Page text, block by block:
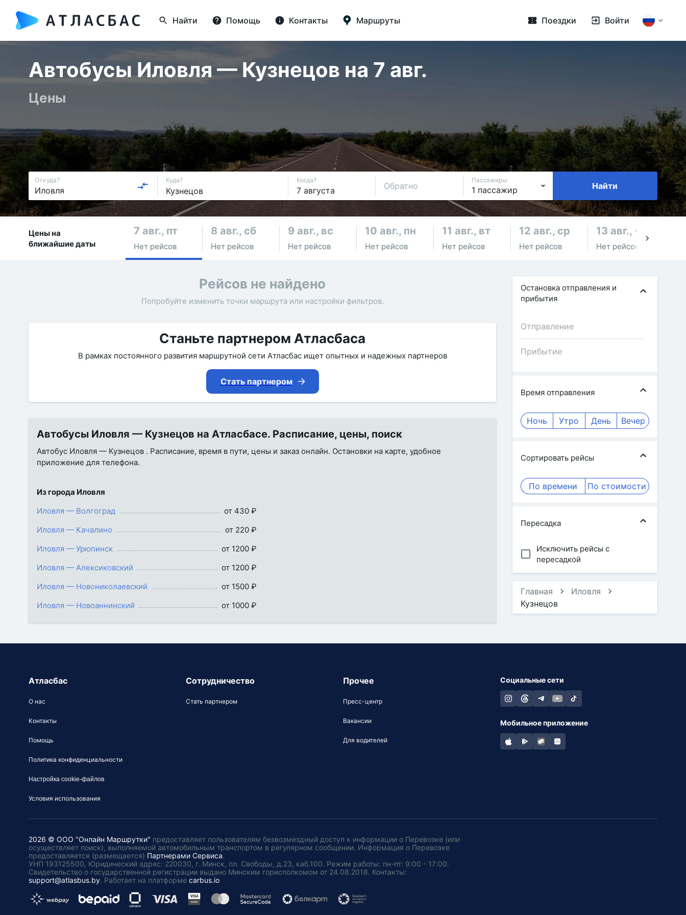
Найти Помощь Контакты Маршруты Поездки Войти
Автобусы Иловля — Кузнецов на 7 авг.
Цены
Откуда? Куда? Когда?
Обратно
Пассажиры
Найти
Цены на
ближайшие даты
7 авг., пт
Нет рейсов
8 авг., сб
Нет рейсов
9 авг., вс
Нет рейсов
10 авг., пн
Нет рейсов
11 авг., вт
Нет рейсов
12 авг., ср
Нет рейсов
13 авг., чт
Нет рейсов
Рейсов не найдено
Попробуйте изменить точки маршрута или настройки фильтров.
Станьте партнером Атласбаса
В рамках постоянного развития маршрутной сети Атласбас ищет опытных и надежных партнеров
Стать партнером
Автобусы Иловля — Кузнецов на Атласбасе. Расписание, цены, поиск
Автобус Иловля — Кузнецов . Расписание, время в пути, цены и заказ онлайн. Остановки на карте, удобное
приложение для телефона.
Из города Иловля
Иловля — Волгоград
от 430 ₽
Иловля — Качалино
от 220 ₽
Иловля — Урюпинск
от 1200 ₽
Иловля — Алексиковский
от 1200 ₽
Иловля — Новониколаевский
от 1500 ₽
Иловля — Новоаннинский
от 1000 ₽
Остановка отправления и
прибытия
Время отправления
Ночь Утро День Вечер
Сортировать рейсы
По времени По стоимости
Пересадка
Исключить рейсы с
пересадкой
Главная
Иловля
Кузнецов
Атласбас
О нас
Контакты
Помощь
Политика конфиденциальности
Настройка cookie-файлов
Условия использования
Сотрудничество
Стать партнером
Прочее
Пресс-центр
Вакансии
Для водителей
Социальные сети
Мобильное приложение
2026 © ООО "Онлайн Маршрутки" предоставляет пользователям безвозмездный доступ к информации о Перевозке (или
осуществляет поиск), выполняемой автомобильным транспортом в регулярном сообщении. Информация о Перевозке
предоставляется (размещается) Партнерами Сервиса.
УНП 193125500, Юридический адрес: 220030, г. Минск, пл. Свободы, д.23, каб.100. Режим работы: пн-пт: 9:00 - 17:00.
Свидетельство о государственной регистрации выдано Минским горисполкомом от 24.08.2018. Контакты:
support@atlasbus.by. Работает на платформе carbus.io